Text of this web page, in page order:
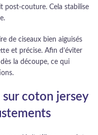
couture. Cela stabilise
de ciseaux bien aiguisés
et précise. Afin d’éviter
la découpe, ce qui
sur coton jersey